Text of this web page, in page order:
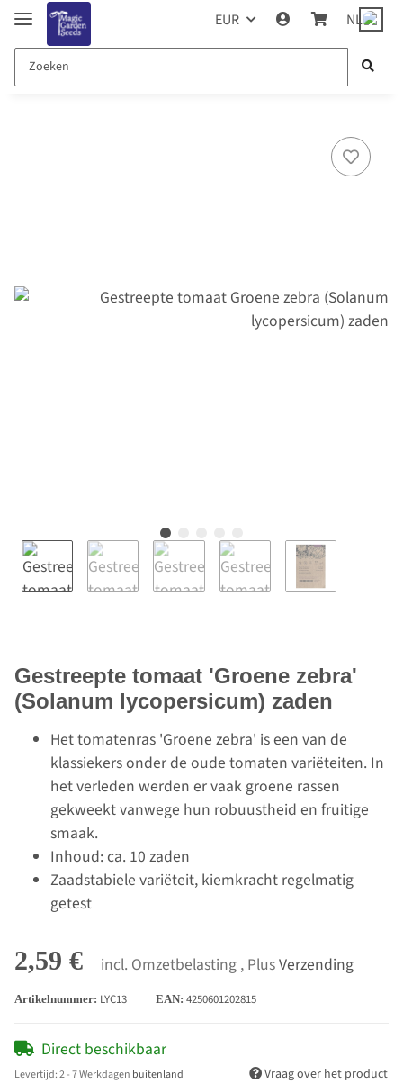
EUR NL
Gestreepte tomaat 'Groene zebra'
(Solanum lycopersicum) zaden
Het tomatenras 'Groene zebra' is een van de
klassiekers onder de oude tomaten variëteiten. In
het verleden werden er vaak groene rassen
gekweekt vanwege hun robuustheid en fruitige
smaak.
Inhoud: ca. 10 zaden
Zaadstabiele variëteit, kiemkracht regelmatig
getest
2,59 € incl. Omzetbelasting , PlusVerzending
Artikelnummer: LYC13 EAN: 4250601202815
Direct beschikbaar
Levertijd:2 - 7 Werkdagen buitenland Vraag over het product